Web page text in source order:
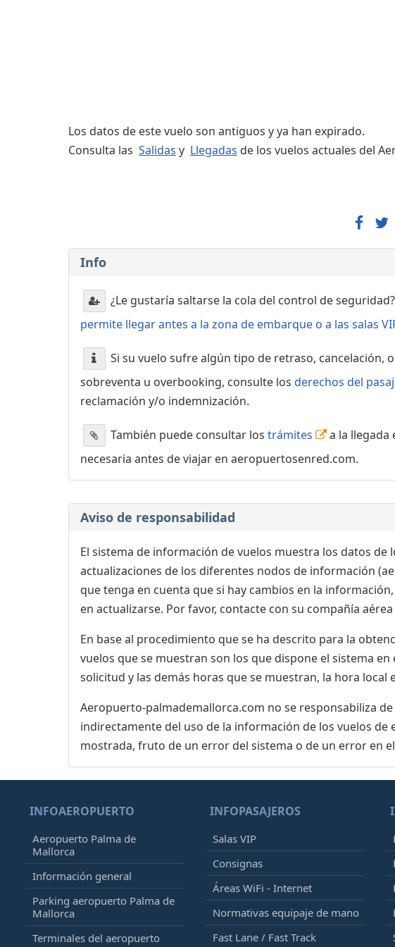
Los datos de este vuelo son antiguos y ya han expirado.
Consulta las Salidas y Llegadas de los vuelos actuales del
Info
¿Le gustaría saltarse la cola del control de seguridad?
permite llegar antes a la zona de embarque o a las salas
Si su vuelo sufre algún tipo de retraso, cancelación,
sobreventa u overbooking, consulte los derechos del
reclamación y/o indemnización.
También puede consultar los trámites a la llegada
necesaria antes de viajar en aeropuertosenred.com.
Aviso de responsabilidad
El sistema de información de vuelos muestra los datos de
actualizaciones de los diferentes nodos de información
que tenga en cuenta que si hay cambios en la
en actualizarse. Por favor, contacte con su compañía
En base al procedimiento que se ha descrito para la
vuelos que se muestran son los que dispone el sistema
solicitud y las demás horas que se muestran, la hora local
Aeropuerto-palmademallorca.com no se responsabiliza
indirectamente del uso de la información de los vuelos
mostrada, fruto de un error del sistema o de un error en
INFOAEROPUERTO
Aeropuerto Palma de
Mallorca
Información general
Parking aeropuerto Palma de
Mallorca
Terminales del aeropuerto
INFOPASAJEROS
Salas VIP
Consignas
Áreas WiFi - Internet
Normativas equipaje de mano
Fast Lane / Fast Track